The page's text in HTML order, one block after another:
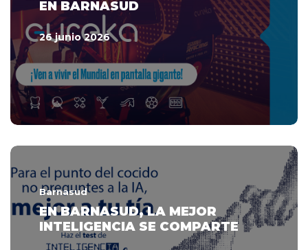
EN BARNASUD
26 junio 2026
Barnasud
EN BARNASUD, LA MEJOR
INTELIGENCIA SE COMPARTE